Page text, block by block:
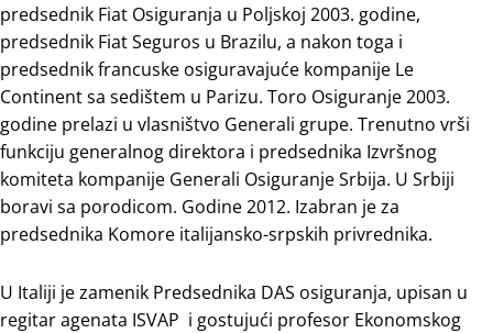
predsednik Fiat Osiguranja u Poljskoj 2003. godine,
predsednik Fiat Seguros u Brazilu, a nakon toga i
predsednik francuske osiguravajuće kompanije Le
Continent sa sedištem u Parizu. Toro Osiguranje 2003.
godine prelazi u vlasništvo Generali grupe. Trenutno vrši
funkciju generalnog direktora i predsednika Izvršnog
komiteta kompanije Generali Osiguranje Srbija. U Srbiji
boravi sa porodicom. Godine 2012. Izabran je za
predsednika Komore italijansko-srpskih privrednika.
U Italiji je zamenik Predsednika DAS osiguranja, upisan u
regitar agenata ISVAP i gostujući profesor Ekonomskog